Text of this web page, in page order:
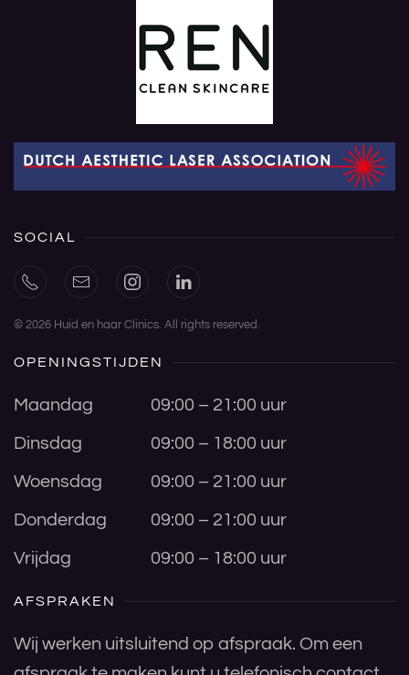
SOCIAL
© 2026 Huid en haar Clinics. All rights reserved.
OPENINGSTIJDEN
Maandag 09:00 – 21:00 uur
Dinsdag 09:00 – 18:00 uur
Woensdag 09:00 – 21:00 uur
Donderdag 09:00 – 21:00 uur
Vrijdag 09:00 – 18:00 uur
AFSPRAKEN
Wij werken uitsluitend op afspraak. Om een